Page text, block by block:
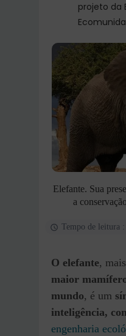
projeto da
Elefante. Sua
a
Tempo de leitura
O elefante,
maior
mundo, é um
inteligência,
engenharia